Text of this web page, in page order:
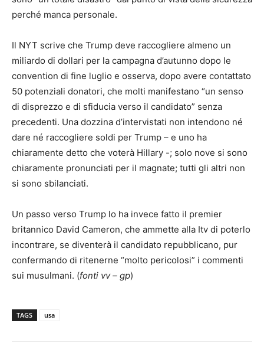
perché manca personale.
Il NYT scrive che Trump deve raccogliere almeno un
miliardo di dollari per la campagna d’autunno dopo le
convention di fine luglio e osserva, dopo avere contattato
50 potenziali donatori, che molti manifestano “un senso
di disprezzo e di sfiducia verso il candidato” senza
precedenti. Una dozzina d’intervistati non intendono né
dare né raccogliere soldi per Trump – e uno ha
chiaramente detto che voterà Hillary -; solo nove si sono
chiaramente pronunciati per il magnate; tutti gli altri non
si sono sbilanciati.
Un passo verso Trump lo ha invece fatto il premier
britannico David Cameron, che ammette alla Itv di poterlo
incontrare, se diventerà il candidato repubblicano, pur
confermando di ritenerne “molto pericolosi” i commenti
sui musulmani. (fonti vv – gp)
TAGS usa